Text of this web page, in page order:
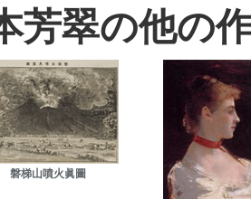
芳翠の他の
磐梯山噴火眞圖